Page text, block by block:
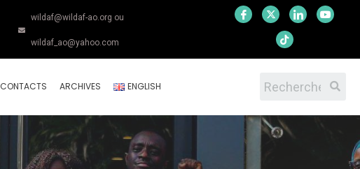
wildaf@wildaf-ao.org ou
wildaf_ao@yahoo.com
CONTACTS ARCHIVES ENGLISH